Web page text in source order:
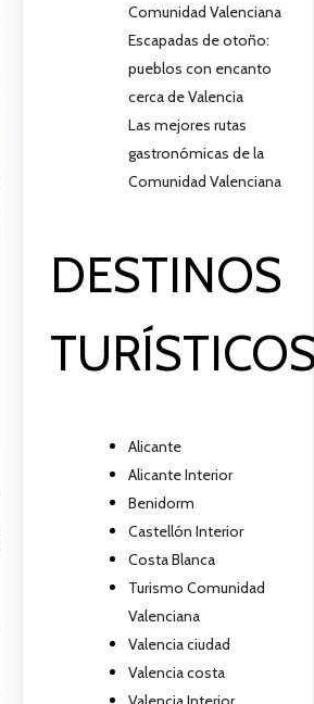
Comunidad Valenciana
Escapadas de otoño:
pueblos con encanto
cerca de Valencia
Las mejores rutas
gastronómicas de la
Comunidad Valenciana
DESTINOS
Alicante
Alicante Interior
Benidorm
Castellón Interior
Costa Blanca
Turismo Comunidad
Valenciana
Valencia ciudad
Valencia costa